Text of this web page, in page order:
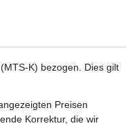
(MTS-K) bezogen. Dies gilt
Preisen
Korrektur, die wir